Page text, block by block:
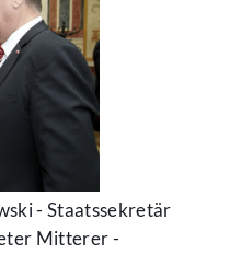
- Staatssekretär
Mitterer -